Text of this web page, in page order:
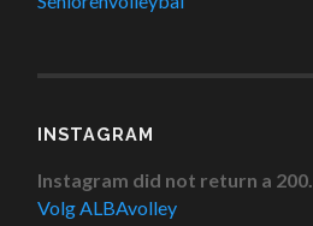
INSTAGRAM
Instagram did not return a 200.
Volg ALBAvolley